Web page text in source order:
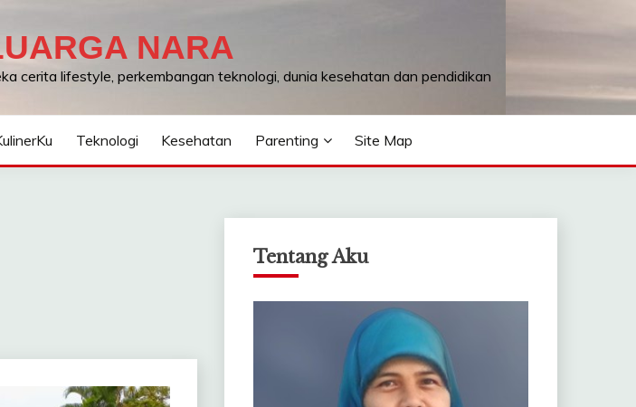
NARA
cerita lifestyle, perkembangan teknologi, dunia kesehatan dan pendidikan
Teknologi Kesehatan Parenting Site Map
Tentang Aku